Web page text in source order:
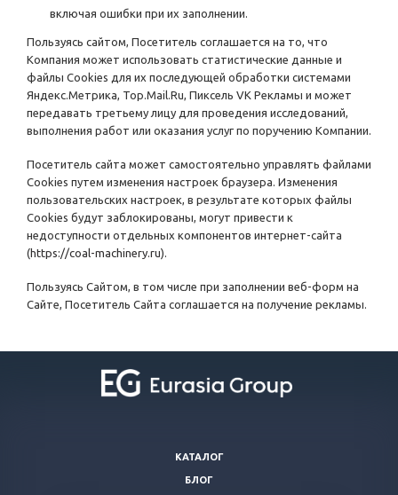
включая ошибки при их заполнении.
Пользуясь сайтом, Посетитель соглашается на то, что
Компания может использовать статистические данные и
файлы Cookies для их последующей обработки системами
Яндекс.Метрика, Top.Mail.Ru, Пиксель VK Рекламы и может
передавать третьему лицу для проведения исследований,
выполнения работ или оказания услуг по поручению Компании.
Посетитель сайта может самостоятельно управлять файлами
Cookies путем изменения настроек браузера. Изменения
пользовательских настроек, в результате которых файлы
Cookies будут заблокированы, могут привести к
недоступности отдельных компонентов интернет-сайта
(https://coal-machinery.ru).
Пользуясь Сайтом, в том числе при заполнении веб-форм на
Сайте, Посетитель Сайта соглашается на получение рекламы.
КАТАЛОГ
БЛОГ